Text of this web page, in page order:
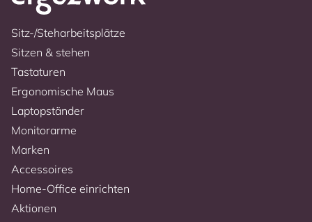
Sitz-/Steharbeitsplätze
Sitzen & stehen
Tastaturen
Ergonomische Maus
Laptopständer
Monitorarme
Marken
Accessoires
Home-Office einrichten
Aktionen